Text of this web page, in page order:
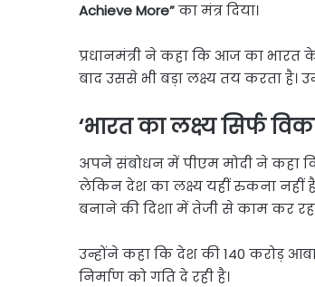
Achieve More”का मंत्र दिया।
प्रधानमंत्री ने कहा कि आज का
बाद उससे भी बड़ा लक्ष्य तय करता है।
‘भारत का लक्ष्य सिर्फ
अपने संबोधन में पीएम मोदी ने कहा
लेकिन देश का लक्ष्य यहीं रुकना नहीं
बनाने की दिशा में तेजी से काम कर
उन्होंने कहा कि देश की 140 करोड़
निर्माण को गति दे रही है।